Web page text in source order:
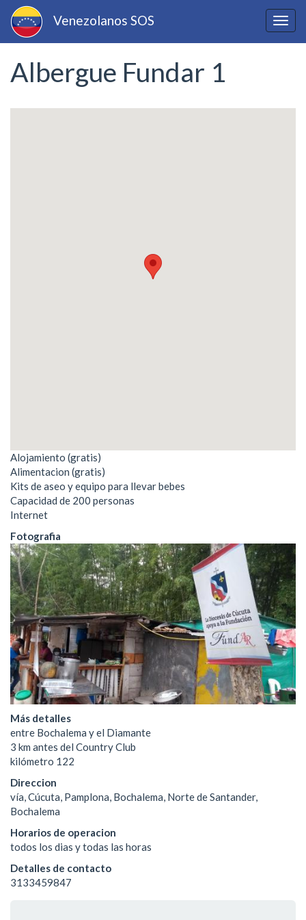
Pasar
contenido
Venezolanos SOS
Albergue Fundar 1
Alojamiento (gratis)
Alimentacion (gratis)
Kits de aseo y equipo para llevar bebes
Capacidad de 200 personas
Internet
Fotografia
Más detalles
entre Bochalema y el Diamante
3 km antes del Country Club
kilómetro 122
Direccion
vía, Cúcuta, Pamplona, Bochalema, Norte de Santander,
Bochalema
Horarios de operacion
todos los dias y todas las horas
Detalles de contacto
3133459847